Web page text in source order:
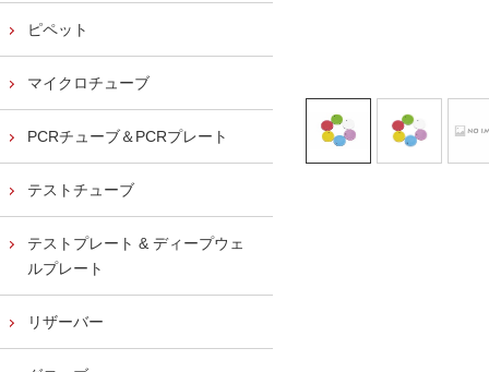
ピペット
マイクロチューブ
PCRチューブ＆PCRプレート
テストチューブ
テストプレート & ディープウェ
ルプレート
リザーバー